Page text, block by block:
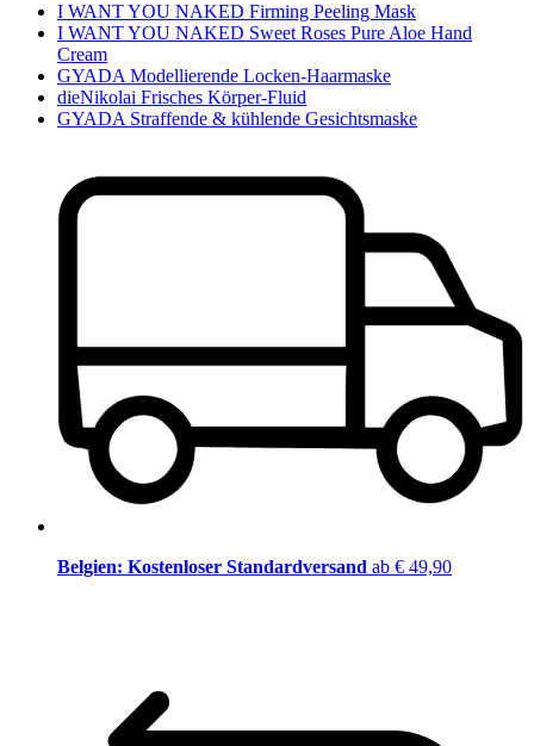
I WANT YOU NAKED Firming Peeling Mask
I WANT YOU NAKED Sweet Roses Pure Aloe Hand
Cream
GYADA Modellierende Locken-Haarmaske
dieNikolai Frisches Körper-Fluid
GYADA Straffende & kühlende Gesichtsmaske
Belgien: Kostenloser Standardversand ab € 49,90